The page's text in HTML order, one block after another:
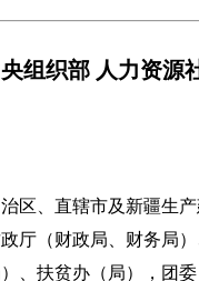
组织部 人力资源
区、直辖市及新疆生
厅（财政局、财务局
）、扶贫办（局），团